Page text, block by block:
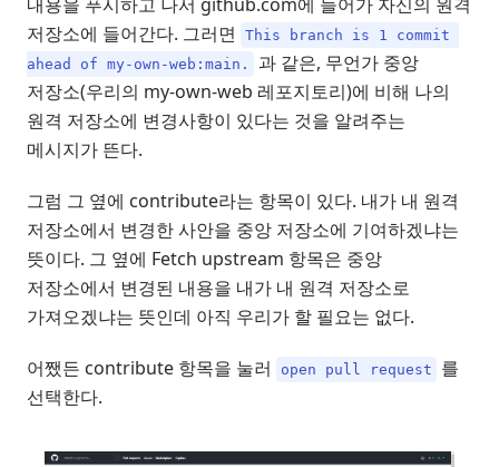
내용을 푸시하고 나서 github.com에 들어가 자신의 원격
저장소에 들어간다. 그러면
This branch is 1 commit
ahead of my-own-web:main.
과 같은, 무언가 중앙
저장소(우리의 my-own-web 레포지토리)에 비해 나의
원격 저장소에 변경사항이 있다는 것을 알려주는
메시지가 뜬다.
그럼 그 옆에 contribute라는 항목이 있다. 내가 내 원격
저장소에서 변경한 사안을 중앙 저장소에 기여하겠냐는
뜻이다. 그 옆에 Fetch upstream 항목은 중앙
저장소에서 변경된 내용을 내가 내 원격 저장소로
가져오겠냐는 뜻인데 아직 우리가 할 필요는 없다.
어쨌든 contribute 항목을 눌러 open pull request
를
선택한다.